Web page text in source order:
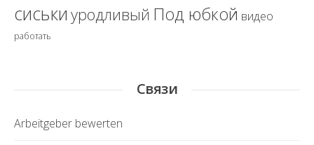
сиськи уродливый Под юбкой видео
работать
Связи
Arbeitgeber bewerten